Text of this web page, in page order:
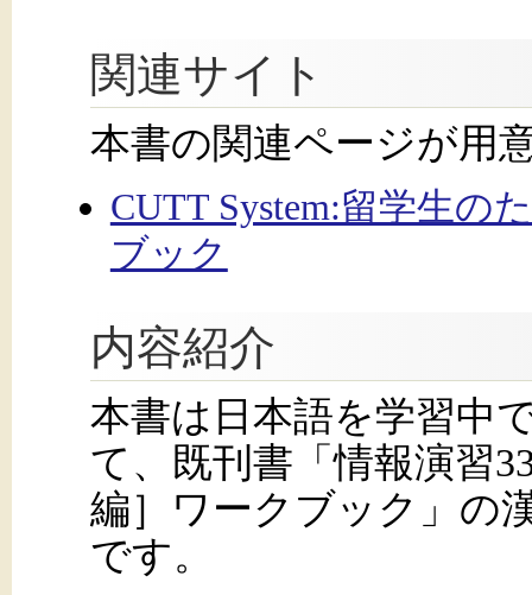
関連サイト
本書の関連ページが用
CUTT System:留学生の
ブック
内容紹介
本書は日本語を学習中
て、既刊書「情報演習
編］ワークブック」の
です。